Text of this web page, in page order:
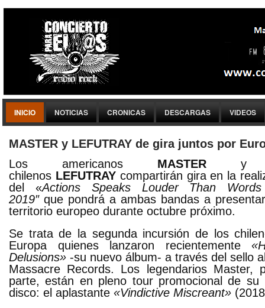
INICIO NOTICIAS CRONICAS DESCARGAS VIDEOS
MASTER y LEFUTRAY de gira juntos por
Los americanos MASTER y
chilenos LEFUTRAYcompartirán gira en la
del «Actions Speaks Louder Than
2019″que pondrá a ambas bandas a
territorio europeo durante octubre próximo.
Se trata de la segunda incursión de los
Europa quienes lanzaron recientemente
Delusions» -su nuevo álbum- a través del sello
Massacre Records. Los legendarios Master,
parte, están en pleno tour promocional de su
disco: el aplastante «Vindictive Miscreant»